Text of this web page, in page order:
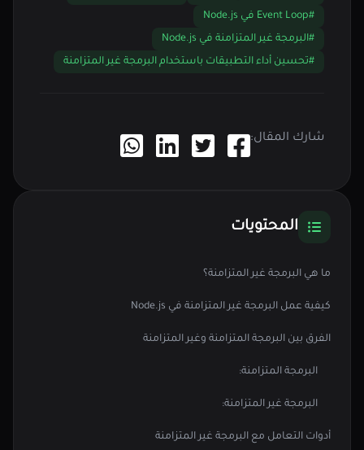
#Event Loop في Node.js
#البرمجة غير المتزامنة في Node.js
#تحسين أداء التطبيقات باستخدام البرمجة غير المتزامنة
شارك المقال:
المحتويات
ما هي البرمجة غير المتزامنة؟
كيفية عمل البرمجة غير المتزامنة في Node.js
الفرق بين البرمجة المتزامنة وغير المتزامنة
البرمجة المتزامنة:
البرمجة غير المتزامنة:
أدوات التعامل مع البرمجة غير المتزامنة